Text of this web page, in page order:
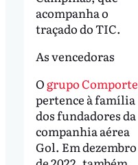
acompanha o
traçado do TIC.
As vencedoras
Ogrupo Comporte
pertence à família
dos fundadores da
companhia aérea
Gol. Em dezembro